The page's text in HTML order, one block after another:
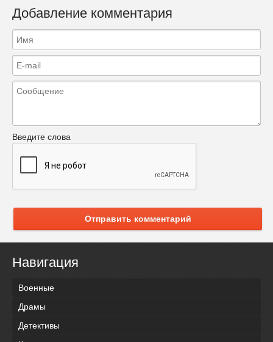
Добавление комментария
Введите слова
Отправить комментарий
Навигация
Военные
Драмы
Детективы